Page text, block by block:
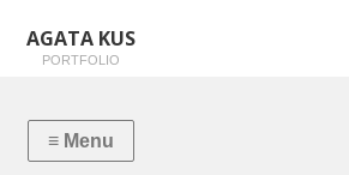
AGATA KUS
PORTFOLIO